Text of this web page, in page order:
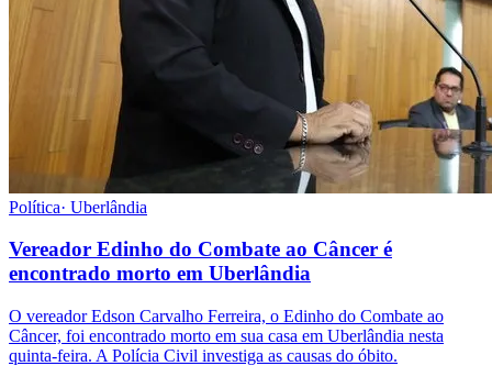
Política· Uberlândia
Vereador Edinho do Combate ao Câncer é
encontrado morto em Uberlândia
O vereador Edson Carvalho Ferreira, o Edinho do Combate ao
Câncer, foi encontrado morto em sua casa em Uberlândia nesta
quinta-feira. A Polícia Civil investiga as causas do óbito.